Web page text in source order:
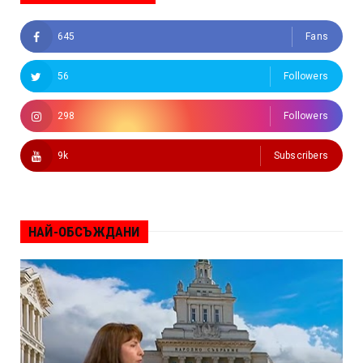
645 Fans
56 Followers
298 Followers
9k Subscribers
НАЙ-ОБСЪЖДАНИ